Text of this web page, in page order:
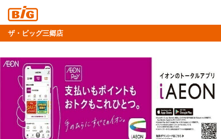
ザ・ビッグ三郷店